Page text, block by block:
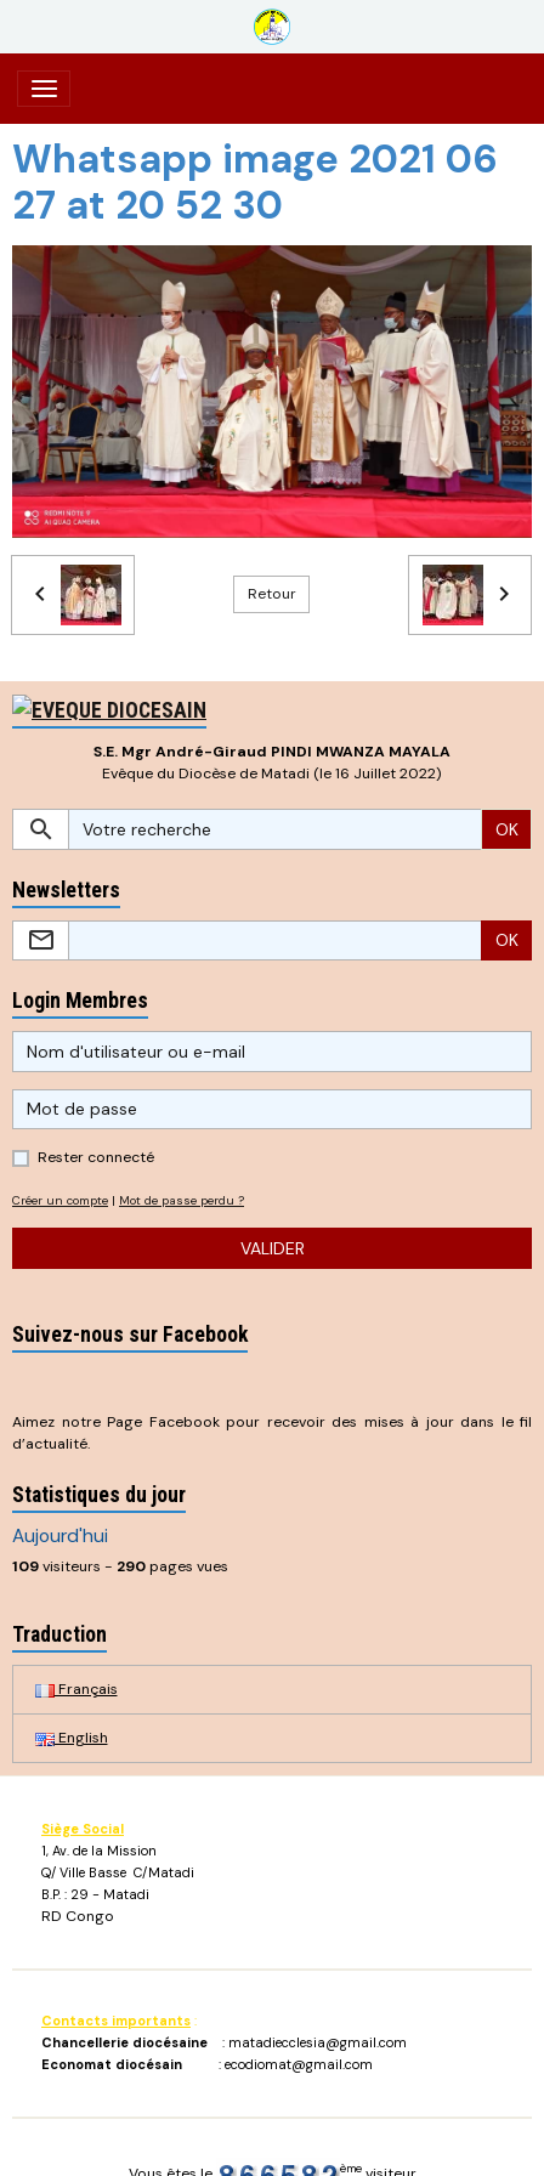
Whatsapp image 2021 06
27 at 20 52 30
Retour
S.E. Mgr André-Giraud PINDI MWANZA MAYALA
Evêque du Diocèse de Matadi (le 16 Juillet 2022)
OK
Newsletters
OK
Login Membres
Rester connecté
Créer un compte | Mot de passe perdu ?
VALIDER
Suivez-nous sur Facebook
Aimez notre Page Facebook pour recevoir des mises à jour dans le fil
d’actualité.
Statistiques du jour
Aujourd'hui
109visiteurs - 290pages vues
Traduction
Français
English
Siège Social
1, Av. de la Mission
Q/ Ville Basse C/Matadi
B.P. : 29 - Matadi
RD Congo
Contacts importants :
Chancellerie diocésaine : matadiecclesia@gmail.com
Economat diocésain : ecodiomat@gmail.com
ème